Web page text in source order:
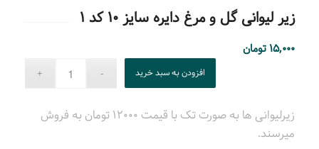
زیر لیوانی گل و مرغ دایره سایز ۱۰ کد ۱
۱۵,۰۰۰ تومان
افزودن به سبد خرید
زیرلیوانی ها به صورت تک با قیمت ۱۲۰۰۰ تومان به فروش
میرسند.